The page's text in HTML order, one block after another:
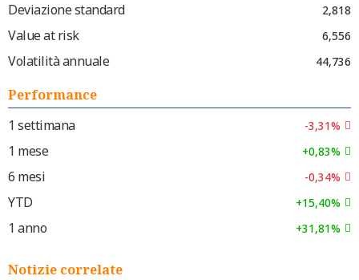
Deviazione standard 2,818
Value at risk 6,556
Volatilità annuale 44,736
Performance
1 settimana
-3,31%
1 mese +0,83%
6 mesi -0,34%
YTD +15,40%
1 anno +31,81%
Notizie correlate